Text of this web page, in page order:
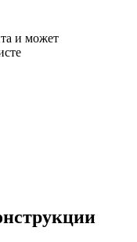
и может